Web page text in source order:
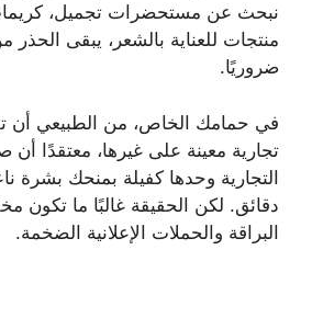
نبحث عن مستحضرات تجميل،
منتجات للعناية بالشعر، يبقى الحذر
ضروريًا.
في حمامك الخاص، من الطبيعي أن
تجارية معينة على غيرها، معتقدًا أن
التجارية وحدها كفيلة بمنحك بشرة
دقائق. لكن الحقيقة غالبًا ما تكون
البراقة والحملات الإعلانية الضخمة.